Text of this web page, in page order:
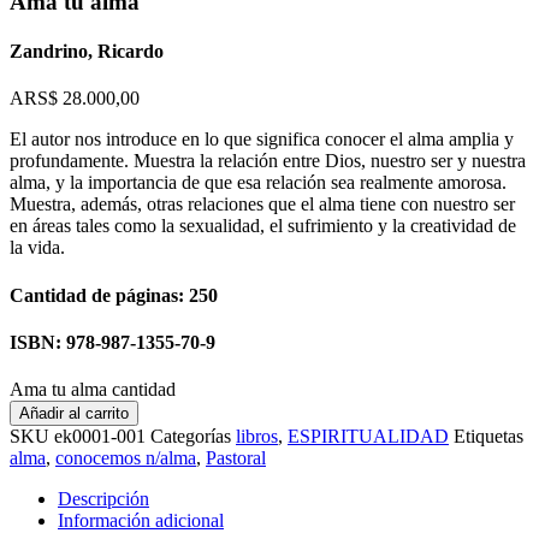
Zandrino, Ricardo
ARS$ 28.000,00
El autor nos introduce en lo que significa conocer el alma amplia y
profundamente. Muestra la relación entre Dios, nuestro ser y nuestra
alma, y la importancia de que esa relación sea realmente amorosa.
Muestra, además, otras relaciones que el alma tiene con nuestro ser
en áreas tales como la sexualidad, el sufrimiento y la creatividad de
la vida.
Cantidad de páginas: 250
ISBN: 978-987-1355-70-9
Ama tu alma cantidad
Añadir al carrito
SKU ek0001-001 Categorías libros, ESPIRITUALIDAD Etiquetas
alma, conocemos n/alma, Pastoral
Descripción
Información adicional